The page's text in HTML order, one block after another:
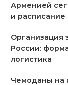
Арменией
и расписание
Организация
России:
логистика
Чемоданы на